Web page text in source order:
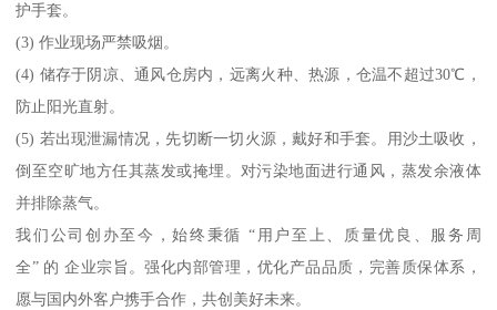
护手套。
(3) 作业现场严禁吸烟。
(4) 储存于阴凉、通风仓房内，远离火种、热源，仓温不超过30℃，
防止阳光直射。
(5) 若出现泄漏情况，先切断一切火源，戴好和手套。用沙土吸收，
倒至空旷地方任其蒸发或掩埋。对污染地面进行通风，蒸发余液体
并排除蒸气。
我们公司创办至今，始终秉循 “用户至上、质量优良、服务周
全” 的 企业宗旨。强化内部管理，优化产品品质，完善质保体系，
愿与国内外客户携手合作，共创美好未来。